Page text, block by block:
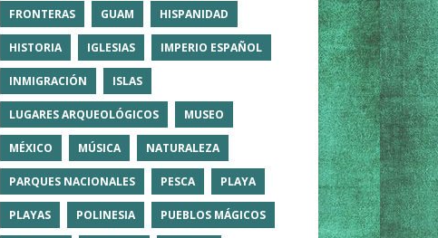
FRONTERAS GUAM HISPANIDAD
HISTORIA IGLESIAS IMPERIO ESPAÑOL
INMIGRACIÓN ISLAS
LUGARES ARQUEOLÓGICOS MUSEO
MÉXICO MÚSICA NATURALEZA
PARQUES NACIONALES PESCA PLAYA
PLAYAS POLINESIA PUEBLOS MÁGICOS